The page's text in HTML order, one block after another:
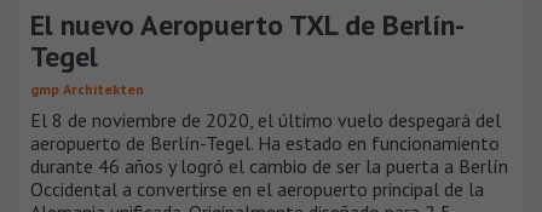
El nuevo Aeropuerto TXL de Berlín-
Tegel
gmp Architekten
El 8 de noviembre de 2020, el último vuelo despegará del
aeropuerto de Berlín-Tegel. Ha estado en funcionamiento
durante 46 años y logró el cambio de ser la puerta a Berlín
Occidental a convertirse en el aeropuerto principal de la